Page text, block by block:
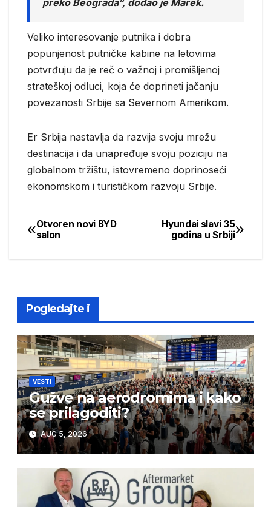
Veliko interesovanje putnika i dobra
popunjenost putničke kabine na letovima
potvrđuju da je reč o važnoj i promišljenoj
strateškoj odluci, koja će doprineti jačanju
povezanosti Srbije sa Severnom Amerikom.
Er Srbija nastavlja da razvija svoju mrežu
destinacija i da unapređuje svoju poziciju na
globalnom tržištu, istovremeno doprinoseći
ekonomskom i turističkom razvoju Srbije.
Post
Hyundai slavi 35
godina u Srbiji
Otvoren novi BYD
salon
Pogledajte i
VESTI
Gužve na aerodromima i kako
se prilagoditi?
AUG 5, 2026